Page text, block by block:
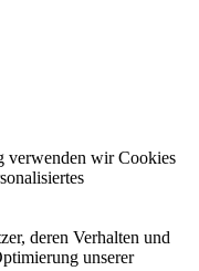
wir Cookies
deren Verhalten und
unserer